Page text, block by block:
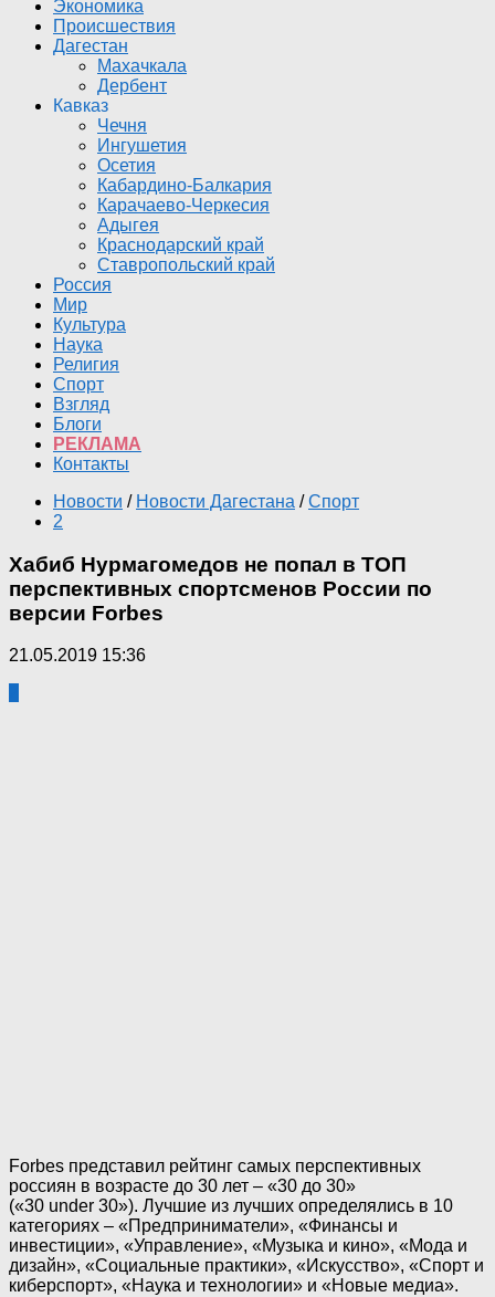
Экономика
Происшествия
Дагестан
Махачкала
Дербент
Кавказ
Чечня
Ингушетия
Осетия
Кабардино-Балкария
Карачаево-Черкесия
Адыгея
Краснодарский край
Ставропольский край
Россия
Мир
Культура
Наука
Религия
Спорт
Взгляд
Блоги
РЕКЛАМА
Контакты
Новости / Новости Дагестана / Спорт
2
Хабиб Нурмагомедов не попал в ТОП
перспективных спортсменов России по
версии Forbes
21.05.2019 15:36
Forbes представил рейтинг самых перспективных
россиян в возрасте до 30 лет – «30 до 30»
(«30 under 30»). Лучшие из лучших определялись в 10
категориях – «Предприниматели», «Финансы и
инвестиции», «Управление», «Музыка и кино», «Мода и
дизайн», «Социальные практики», «Искусство», «Спорт и
киберспорт», «Наука и технологии» и «Новые медиа».